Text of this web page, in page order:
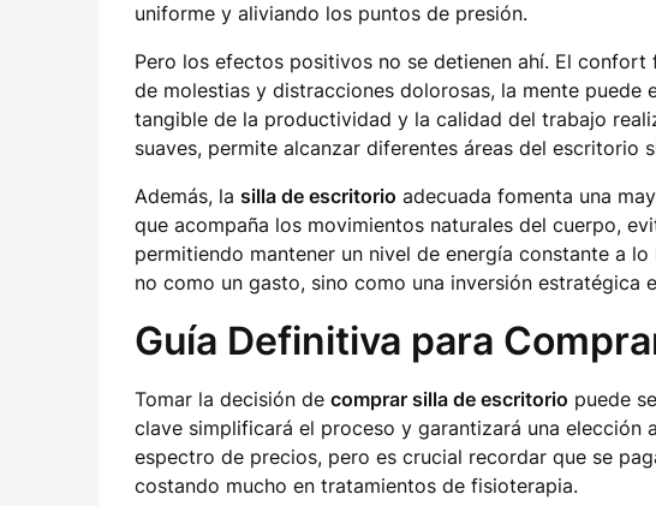
uniforme y aliviando los puntos de presión.
Pero los efectos positivos no se detienen ahí. El
de molestias y distracciones dolorosas, la mente
tangible de la productividad y la calidad del trabajo
suaves, permite alcanzar diferentes áreas del
Además, la silla de escritorio adecuada fomenta una
que acompaña los movimientos naturales del cuerpo,
permitiendo mantener un nivel de energía constante a
no como un gasto, sino como una inversión estratégica
Guía Definitiva para
Tomar la decisión de comprar silla de escritorio puede
clave simplificará el proceso y garantizará una elección
espectro de precios, pero es crucial recordar que se
costando mucho en tratamientos de fisioterapia.